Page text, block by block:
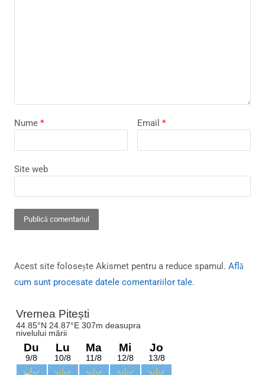
Nume * Email *
Site web
Acest site folosește Akismet pentru a reduce spamul. Află
cum sunt procesate datele comentariilor tale.